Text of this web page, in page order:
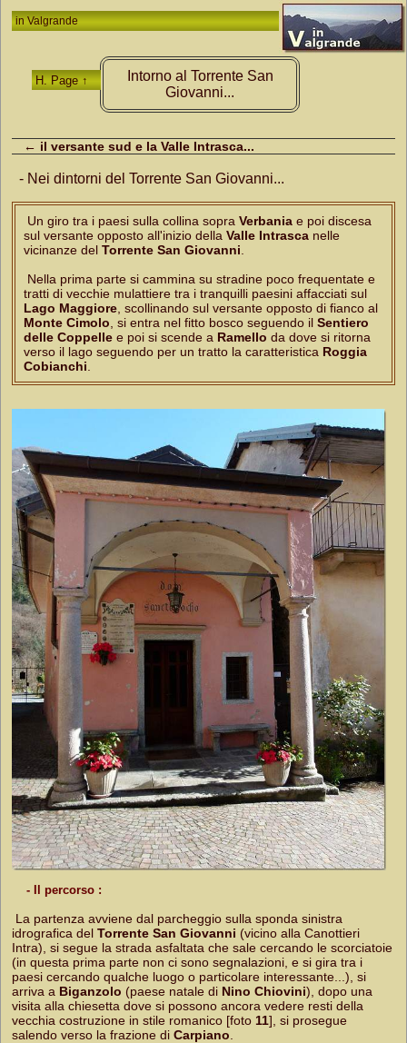
inValgrande
H. Page ↑
Intorno al Torrente San
Giovanni...
← il versante sud e la Valle Intrasca...
- Nei dintorni del Torrente San Giovanni...
Un giro tra i paesi sulla collina sopra Verbania e poi discesa
sul versante opposto all'inizio della Valle Intrasca nelle
vicinanze del Torrente San Giovanni
Nella prima parte si cammina su stradine poco frequentate e
tratti di vecchie mulattiere tra i tranquilli paesini affacciati sul
Lago Maggiore , scollinando sul versante opposto di fianco al
Monte Cimolo , si entra nel fitto bosco seguendo il Sentiero
delle Coppelle e poi si scende a Ramello da dove si ritorna
verso il lago seguendo per un tratto la caratteristica Roggia
Cobianchi
- Il percorso :
La partenza avviene dal parcheggio sulla sponda sinistra
idrografica del Torrente San Giovanni (vicino alla Canottieri
Intra), si segue la strada asfaltata che sale cercando le scorciatoie
(in questa prima parte non ci sono segnalazioni, e si gira tra i
paesi cercando qualche luogo o particolare interessante...), si
arriva a Biganzolo (paese natale di Nino Chiovini), dopo una
visita alla chiesetta dove si possono ancora vedere resti della
vecchia costruzione in stile romanico [foto 11], si prosegue
salendo verso la frazione di Carpiano